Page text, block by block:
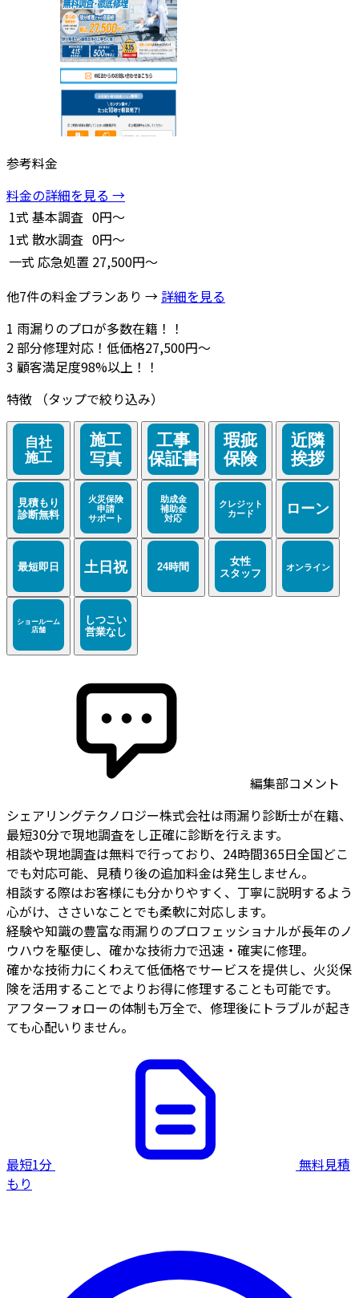
参考料金
料金の詳細を見る →
1式 基本調査 0円～
1式 散水調査 0円～
一式 応急処置 27,500円～
他7件の料金プランあり → 詳細を見る
1 雨漏りのプロが多数在籍！！
2部分修理対応！低価格27,500円～
3 顧客満足度98%以上！！
特徴
（タップで絞り込み）
編集部コメント
シェアリングテクノロジー株式会社は雨漏り診断士が在籍、
最短30分で現地調査をし正確に診断を行えます。
相談や現地調査は無料で行っており、24時間365日全国どこ
でも対応可能、見積り後の追加料金は発生しません。
相談する際はお客様にも分かりやすく、丁寧に説明するよう
心がけ、ささいなことでも柔軟に対応します。
経験や知識の豊富な雨漏りのプロフェッショナルが長年のノ
ウハウを駆使し、確かな技術力で迅速・確実に修理。
確かな技術力にくわえて低価格でサービスを提供し、火災保
険を活用することでよりお得に修理することも可能です。
アフターフォローの体制も万全で、修理後にトラブルが起き
ても心配いりません。
最短1分
無料見積
もり